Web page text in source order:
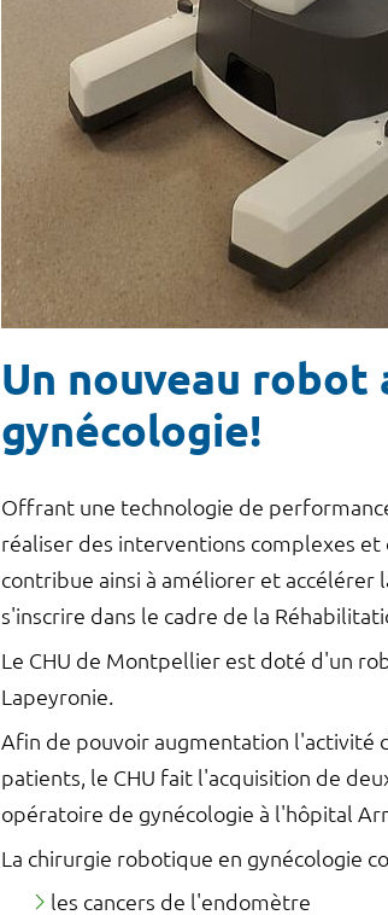
Un nouveau robot
gynécologie!
Offrant une technologie de
réaliser des interventions complexes
contribue ainsi à améliorer et
s'inscrire dans le cadre de la
Le CHU de Montpellier est doté d'un
Lapeyronie.
Afin de pouvoir augmentation l'activité
patients, le CHU fait l'acquisition de
opératoire de gynécologie à l'hôpital
La chirurgie robotique en gynécologie
les cancers de l'endomètre